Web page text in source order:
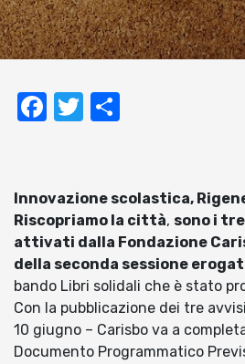
Facebook
Twitter
Innovazione scolastica,
Riscopriamo la città, sono i
attivati dalla Fondazione
della seconda sessione
bando Libri solidali che è stato
Con la pubblicazione dei tre
10 giugno – Carisbo va a
Documento Programmatico